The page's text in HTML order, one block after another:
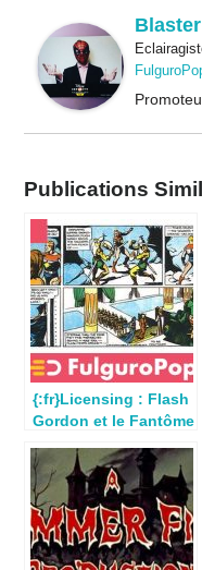
Blaster
Publications
{:fr}Licensing : Flash
Gordon et le Fantôme
Fight !{:}{:en}King
Features Teams with
Boss Fight Studio on
“H.A.C.K.S.”
Collectibles for Flash